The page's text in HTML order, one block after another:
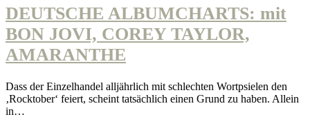
DEUTSCHE ALBUMCHARTS: mit
BON JOVI, COREY TAYLOR,
AMARANTHE
Dass der Einzelhandel alljährlich mit schlechten Wortpsielen den
‚Rocktober‘ feiert, scheint tatsächlich einen Grund zu haben. Allein
in…